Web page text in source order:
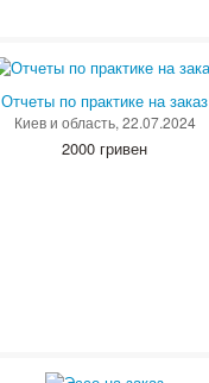
Отчеты по практике на заказ
Киев и область, 22.07.2024
2000 гривен